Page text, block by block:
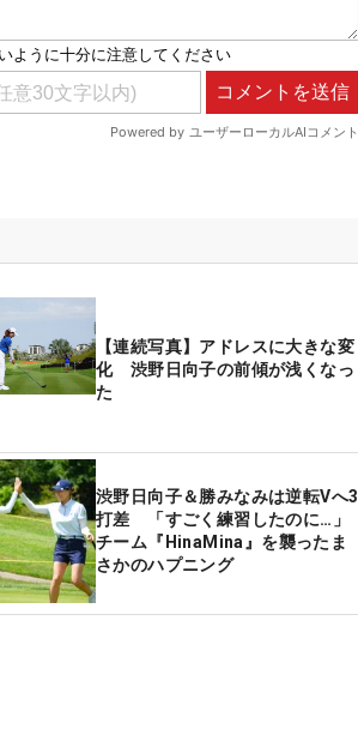
【連続写真】アドレスに大きな変
化 渋野日向子の前傾が浅くなっ
た
渋野日向子＆勝みなみは逆転Vへ3
打差 「すごく練習したのに…」
チーム『HinaMina』を襲ったま
さかのハプニング